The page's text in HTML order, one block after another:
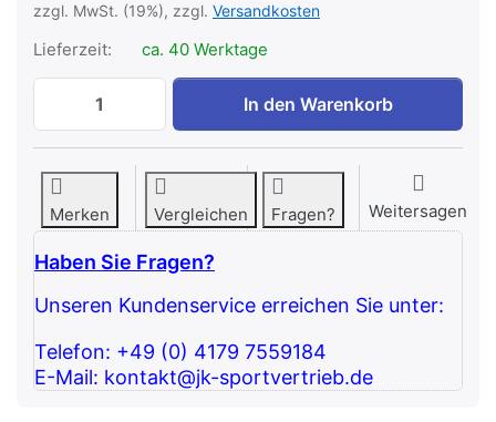
zzgl. MwSt. (19%), zzgl. Versandkosten
Lieferzeit:
ca. 40 Werktage
IVE CLOCK 12 - FUNKTIONAL RIG -
In den Warenkorb
Merken Vergleichen Fragen? Weitersagen
Haben Sie Fragen?
Unseren Kundenservice erreichen Sie unter:
Telefon: +49 (0) 4179 7559184
E-Mail: kontakt@jk-sportvertrieb.de